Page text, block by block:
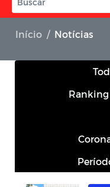
Início Notícias
Ranking